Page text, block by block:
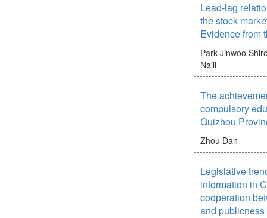
Lead-lag
the stock
Evidence from
Park Jinwoo
Naili
The
compulsory
Guizhou
Zhou Dan
Legislative
information in
cooperation
and